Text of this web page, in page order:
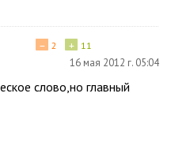
+ 11
− 2
16 мая 2012 г. 05:04
слово,но главный